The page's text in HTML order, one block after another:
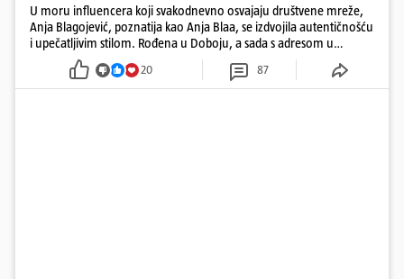
U moru influencera koji svakodnevno osvajaju društvene mreže,
Anja Blagojević, poznatija kao Anja Blaa, se izdvojila autentičnošću
i upečatljivim stilom. Rođena u Doboju, a sada s adresom u
Dubaiju, Anja je spoj glamura, discipline i mladenačke energije
20 87